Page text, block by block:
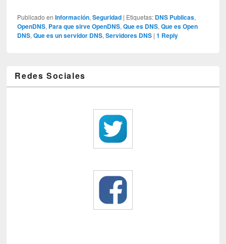
Publicado en Información,Seguridad | Etiquetas: DNS Publicas,
OpenDNS, Para que sirve OpenDNS,Que es DNS,Que es Open
DNS,Que es un servidor DNS,Servidores DNS |1 Reply
Redes Sociales